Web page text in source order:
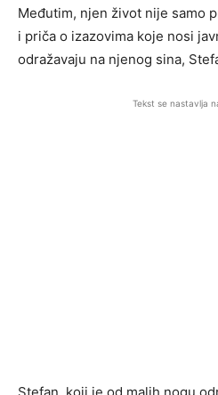
Međutim, njen život nije samo
i priča o izazovima koje nosi
odražavaju na njenog sina,
Tekst se nastavlja